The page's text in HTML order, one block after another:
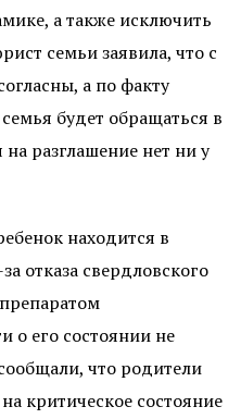
а также исключить
семьи заявила, что с
а по факту
будет обращаться в
разглашение нет ни у
находится в
отказа свердловского
о его состоянии не
что родители
критическое состояние